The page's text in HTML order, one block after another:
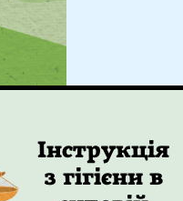
Інструкція
з гігієни в